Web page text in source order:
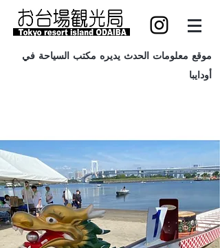
موقع معلومات الحدث يديره مكتب السياحة في
أودايبا